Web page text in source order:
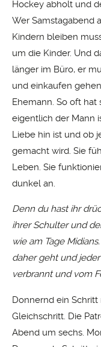
Hockey abholt und
Wer Samstagabend
Kindern bleiben
um die Kinder. Und
länger im Büro, er
und einkaufen
Ehemann. So oft hat
eigentlich der Mann
Liebe hin ist und ob
gemacht wird. Sie
Leben. Sie
dunkel an.
Denn du hast ihr
ihrer Schulter und
wie am Tage
daher geht und
verbrannt und vom
Donnernd ein
Gleichschritt. Die
Abend um sechs.